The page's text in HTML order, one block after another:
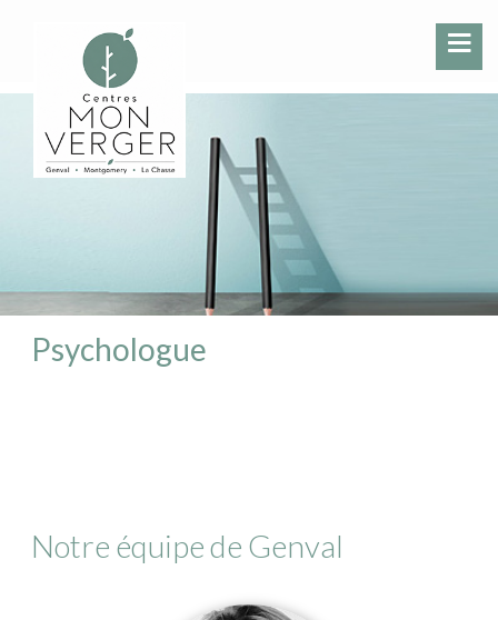
Psychologue
Notre équipe de Genval